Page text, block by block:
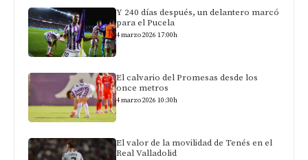
Y 240 días después, un delantero marcó
para el Pucela
4 marzo 2026 17:00h
El calvario del Promesas desde los
once metros
4 marzo 2026 10:30h
El valor de la movilidad de Tenés en el
Real Valladolid